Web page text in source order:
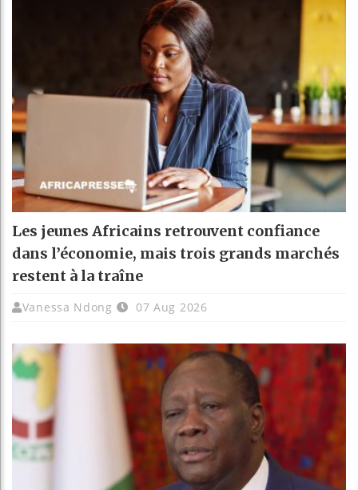
Les jeunes Africains retrouvent confiance
dans l’économie, mais trois grands marchés
restent à la traîne
Vanessa Ndong 07 Aug 2026